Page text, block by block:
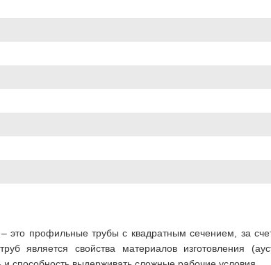
это профильные трубы с квадратным сечением, за
является свойства материалов изготовления